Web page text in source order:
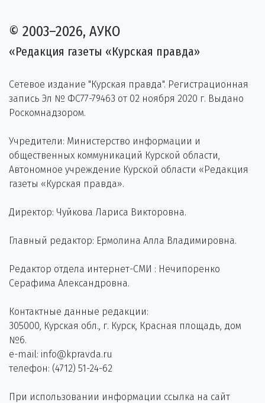
© 2003–2026, АУКО
«Редакция газеты «Курская правда»
Сетевое издание "Курская правда". Регистрационная
запись Эл № ФС77-79463 от 02 ноября 2020 г. Выдано
Роскомнадзором.
Учредители: Министерство информации и
общественных коммуникаций Курской области,
Автономное учреждение Курской области «Редакция
газеты «Курская правда».
Директор: Чуйкова Лариса Викторовна.
Главный редактор: Ермолина Алла Владимировна.
Редактор отдела интернет-СМИ : Нечипоренко
Серафима Александровна.
Контактные данные редакции:
305000, Курская обл., г. Курск, Красная площадь, дом
№6.
e-mail: info@kpravda.ru
телефон: (4712) 51-24-62
При использовании информации ссылка на сайт